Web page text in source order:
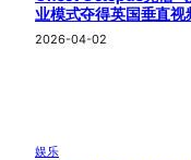
业模式夺得英国垂直视
2026-04-02
娱乐